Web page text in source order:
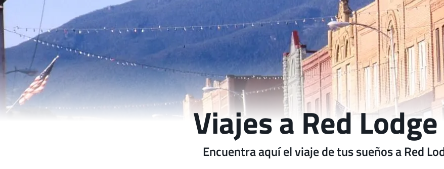
Viajes a Red
Encuentra aquí el viaje de tus sueños a Red